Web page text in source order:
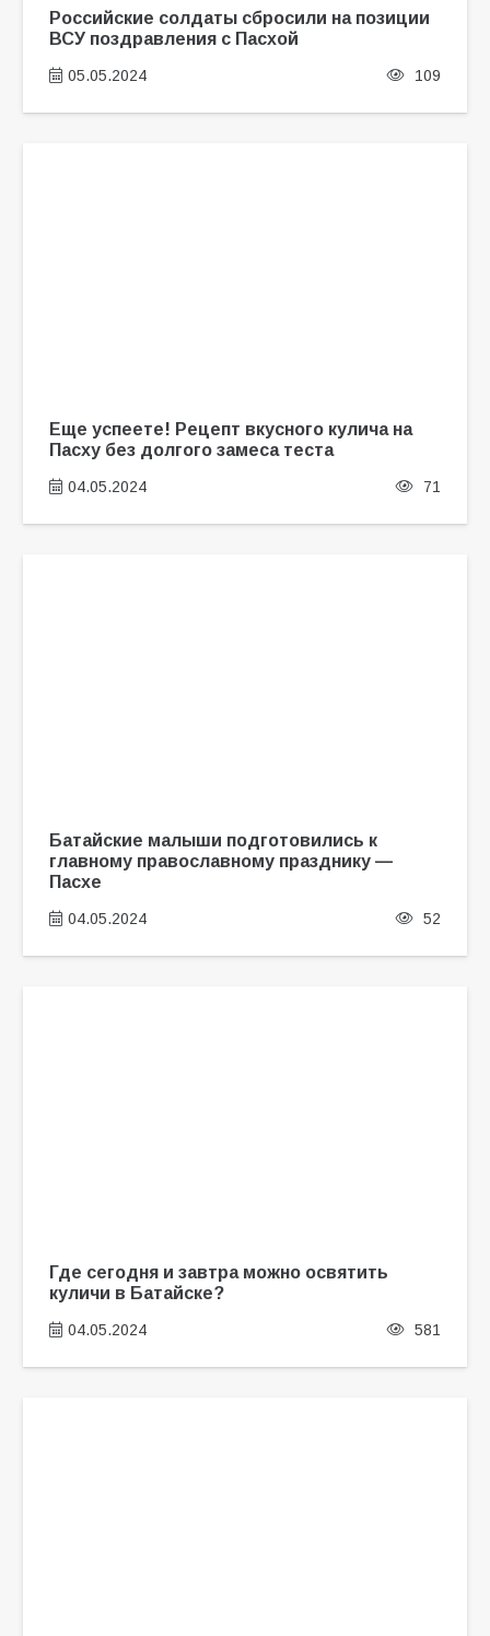
Российские солдаты сбросили на позиции
ВСУ поздравления с Пасхой
05.05.2024 109
Еще успеете! Рецепт вкусного кулича на
Пасху без долгого замеса теста
04.05.2024 71
Батайские малыши подготовились к
главному православному празднику —
Пасхе
04.05.2024 52
Где сегодня и завтра можно освятить
куличи в Батайске?
04.05.2024 581